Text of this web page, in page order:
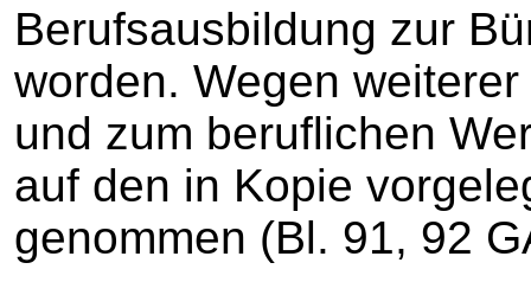
Berufsausbildung zur
worden. Wegen
und zum beruflichen
auf den in Kopie
genommen (Bl. 91, 92